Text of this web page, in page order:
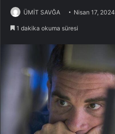
ÜMİT SAVĞA Nisan 17, 2024
1 dakika okuma süresi